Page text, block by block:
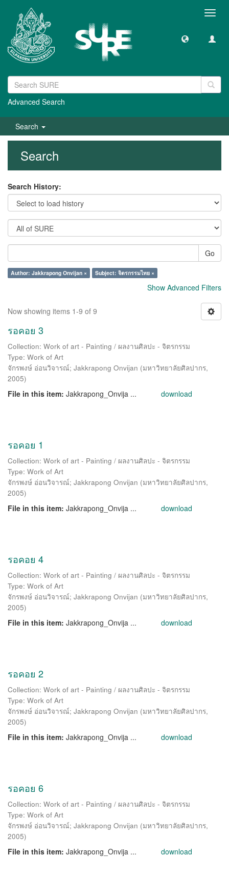
Advanced Search
Search
Search
Search History:
Go
Author: Jakkrapong Onvijan × Subject: จิตรกรรมไทย ×
Show Advanced Filters
Now showing items 1-9 of 9
รอคอย 3
Collection: Work of art - Painting / ผลงานศิลปะ - จิตรกรรม
Type: Work of Art
จักรพงษ์ อ่อนวิจารณ์; Jakkrapong Onvijan (มหาวิทยาลัยศิลปากร,
2005)
File in this item: Jakkrapong_Onvija ... download
รอคอย 1
Collection: Work of art - Painting / ผลงานศิลปะ - จิตรกรรม
Type: Work of Art
จักรพงษ์ อ่อนวิจารณ์; Jakkrapong Onvijan (มหาวิทยาลัยศิลปากร,
2005)
File in this item: Jakkrapong_Onvija ... download
รอคอย 4
Collection: Work of art - Painting / ผลงานศิลปะ - จิตรกรรม
Type: Work of Art
จักรพงษ์ อ่อนวิจารณ์; Jakkrapong Onvijan (มหาวิทยาลัยศิลปากร,
2005)
File in this item: Jakkrapong_Onvija ... download
รอคอย 2
Collection: Work of art - Painting / ผลงานศิลปะ - จิตรกรรม
Type: Work of Art
จักรพงษ์ อ่อนวิจารณ์; Jakkrapong Onvijan (มหาวิทยาลัยศิลปากร,
2005)
File in this item: Jakkrapong_Onvija ... download
รอคอย 6
Collection: Work of art - Painting / ผลงานศิลปะ - จิตรกรรม
Type: Work of Art
จักรพงษ์ อ่อนวิจารณ์; Jakkrapong Onvijan (มหาวิทยาลัยศิลปากร,
2005)
File in this item: Jakkrapong_Onvija ... download